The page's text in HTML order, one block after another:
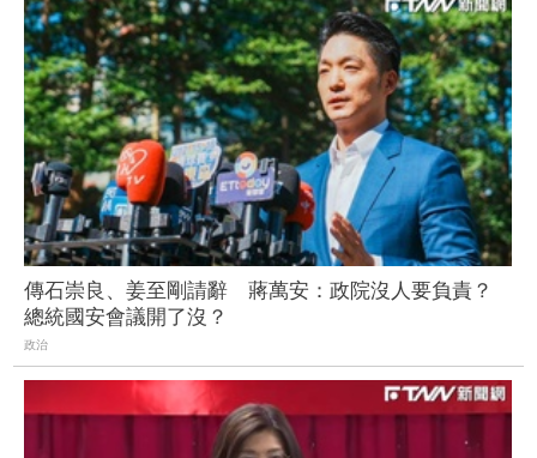
傳石崇良、姜至剛請辭 蔣萬安：政院沒人要負責？
總統國安會議開了沒？
政治